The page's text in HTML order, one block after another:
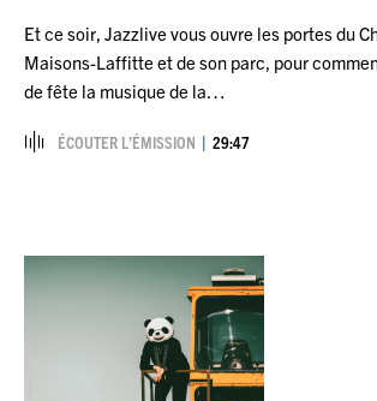
Et ce soir, Jazzlive vous ouvre les portes du
Maisons-Laffitte et de son parc, pour
de fête la musique de la…
ÉCOUTER L’ÉMISSION 29:47